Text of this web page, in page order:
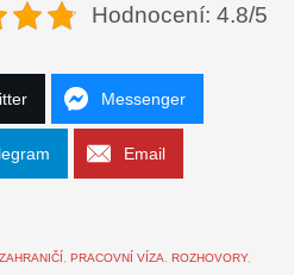
Hodnocení: 4.8/5
Messenger
Email
PRACOVNÍ VÍZA ROZHOVORY,